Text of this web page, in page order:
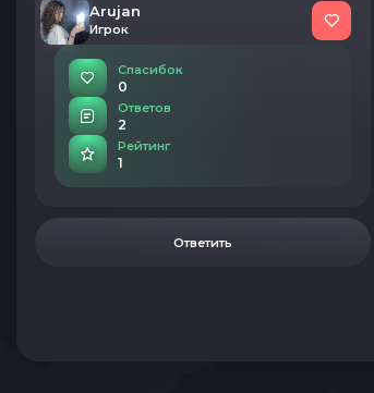
Arujan
Игрок
Спасибок
0
Ответов
2
Рейтинг
1
Ответить